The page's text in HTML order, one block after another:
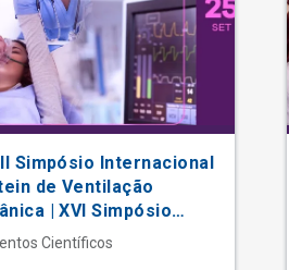
Simpósio Internacional
de Ventilação
| XVI Simpósio
Einstein de
em Terapia
Científicos